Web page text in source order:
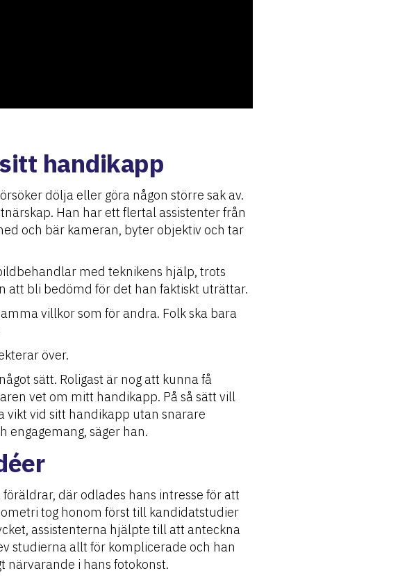
handikapp
dölja eller göra någon större sak av.
Han har ett flertal assistenter från
och bär kameran, byter objektiv och tar
med teknikens hjälp, trots
bli bedömd för det han faktiskt uträttar.
villkor som för andra. Folk ska bara
över.
sätt. Roligast är nog att kunna få
vet om mitt handikapp. På så sätt vill
vikt vid sitt handikapp utan snarare
engagemang, säger han.
där odlades hans intresse för att
tog honom först till kandidatstudier
assistenterna hjälpte till att anteckna
studierna allt för komplicerade och han
närvarande i hans fotokonst.